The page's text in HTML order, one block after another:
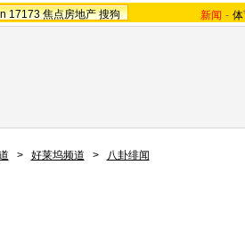
17173 焦点房地产 搜狗 新闻 -
> 好莱坞频道 > 八卦绯闻